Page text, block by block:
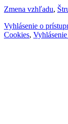
Zmena vzhľadu,
Vyhlásenie o
Cookies,